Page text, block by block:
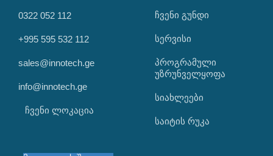
0322 052 112
+995 595 532 112
sales@innotech.ge
info@innotech.ge
ჩვენი ლოკაცია
ჩვენი გუნდი
სერვისი
პროგრამული
უზრუნველყოფა
სიახლეები
საიტის რუკა